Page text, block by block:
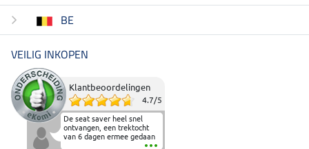
BE
VEILIG INKOPEN
Klantbeoordelingen
4.7/5
De seat saver heel snel
ontvangen, een trektocht
van 6 dagen ermee gedaan
en deze heeft de beproeving